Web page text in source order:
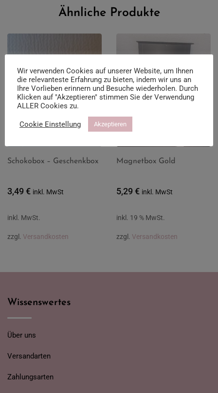
Ähnliche Produkte
Schokobox – Geschenkbox
3,49 € inkl. MwSt
inkl. MwSt.
zzgl. Versandkosten
Magnetbox Gold
5,29 € inkl. MwSt
inkl. 19 % MwSt.
zzgl. Versandkosten
Wissenswertes
Über uns
Versandarten
Zahlungsarten
Wir verwenden Cookies auf unserer Website, um Ihnen
die relevanteste Erfahrung zu bieten, indem wir uns an
Ihre Vorlieben erinnern und Besuche wiederholen. Durch
Klicken auf "Akzeptieren" stimmen Sie der Verwendung
ALLER Cookies zu.
Cookie Einstellung Akzeptieren